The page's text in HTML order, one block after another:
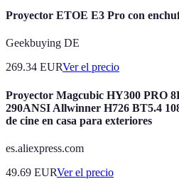
Proyector ETOE E3 Pro con
Geekbuying DE
269.34 EURVer el precio
Proyector Magcubic HY300 PRO
290ANSI Allwinner H726 BT5.4
de cine en casa para exteriores
es.aliexpress.com
49.69 EURVer el precio